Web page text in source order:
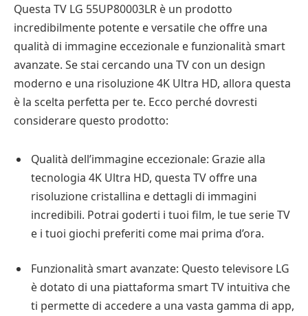
Questa TV LG 55UP80003LR è un prodotto
incredibilmente potente e versatile che offre una
qualità di immagine eccezionale e funzionalità smart
avanzate. Se stai cercando una TV con un design
moderno e una risoluzione 4K Ultra HD, allora questa
è la scelta perfetta per te. Ecco perché dovresti
considerare questo prodotto:
Qualità dell’immagine eccezionale: Grazie alla
tecnologia 4K Ultra HD, questa TV offre una
risoluzione cristallina e dettagli di immagini
incredibili. Potrai goderti i tuoi film, le tue serie TV
e i tuoi giochi preferiti come mai prima d’ora.
Funzionalità smart avanzate: Questo televisore LG
è dotato di una piattaforma smart TV intuitiva che
ti permette di accedere a una vasta gamma di app,